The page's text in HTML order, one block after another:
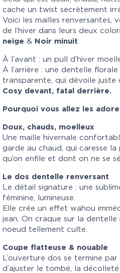
cache un twist secrètement
Voici les mailles renversantes,
de l’hiver dans leurs deux
neige & Noir minuit.
À l’avant : un pull d’hiver
À l’arrière : une dentelle
transparente, qui dévoile juste
Cosy devant, fatal derrière.
Pourquoi vous allez les
Doux, chauds, moelleux
Une maille hivernale
garde au chaud, qui caresse la
qu’on enfile et dont on ne se
Le dos dentelle renversant
Le détail signature : une
féminine, lumineuse.
Elle crée un effet wahou
jean. On craque sur la
noeud tellement culte.
Coupe flatteuse & nouable
L’ouverture dos se termine
d’ajuster le tombé, la